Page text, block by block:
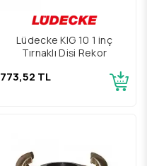
Lüdecke KIG 10 1 inç
Tırnaklı Dişi Rekor
773,52 TL